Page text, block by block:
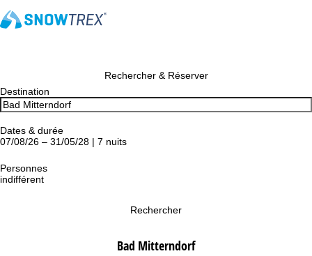
Rechercher & Réserver
Destination
Dates & durée
07/08/26 – 31/05/28 | 7 nuits
Personnes
indifférent
Rechercher
Bad Mitterndorf